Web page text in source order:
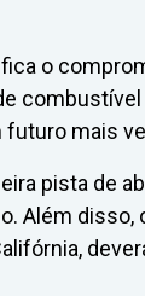
o
mais
pista de
Além disso,